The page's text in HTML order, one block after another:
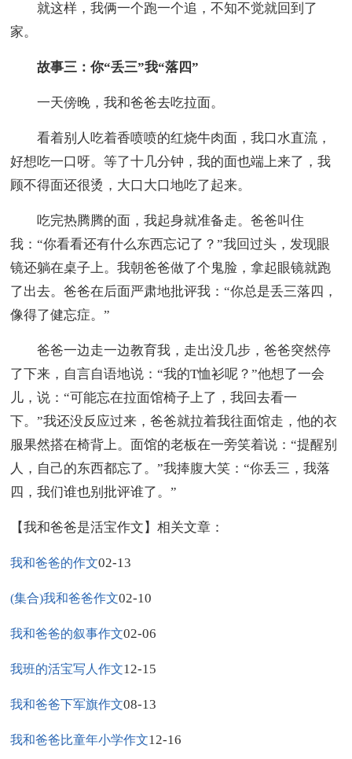
就这样，我俩一个跑一个追，不知不觉就回到了
家。
故事三：你“丢三”我“落四”
一天傍晚，我和爸爸去吃拉面。
看着别人吃着香喷喷的红烧牛肉面，我口水直流，
好想吃一口呀。等了十几分钟，我的面也端上来了，我
顾不得面还很烫，大口大口地吃了起来。
吃完热腾腾的面，我起身就准备走。爸爸叫住
我：“你看看还有什么东西忘记了？”我回过头，发现眼
镜还躺在桌子上。我朝爸爸做了个鬼脸，拿起眼镜就跑
了出去。爸爸在后面严肃地批评我：“你总是丢三落四，
像得了健忘症。”
爸爸一边走一边教育我，走出没几步，爸爸突然停
了下来，自言自语地说：“我的T恤衫呢？”他想了一会
儿，说：“可能忘在拉面馆椅子上了，我回去看一
下。”我还没反应过来，爸爸就拉着我往面馆走，他的衣
服果然搭在椅背上。面馆的老板在一旁笑着说：“提醒别
人，自己的东西都忘了。”我捧腹大笑：“你丢三，我落
四，我们谁也别批评谁了。”
【我和爸爸是活宝作文】相关文章：
我和爸爸的作文02-13
(集合)我和爸爸作文02-10
我和爸爸的叙事作文02-06
我班的活宝写人作文12-15
我和爸爸下军旗作文08-13
我和爸爸比童年小学作文12-16